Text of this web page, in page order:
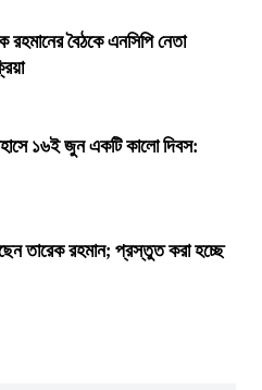
বৈঠকে এনসিপি নেতা
১৬ই জুন একটি কালো দিবস:
তারেক রহমান; প্রস্তুত করা হচ্ছে